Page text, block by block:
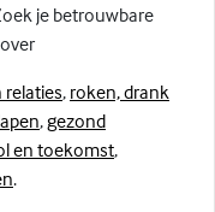
je betrouwbare
relaties, roken, drank
, gezond
en toekomst,
.